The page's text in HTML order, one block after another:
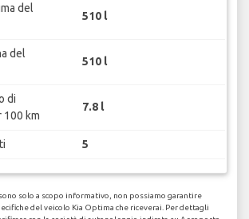
del
510 l
del
510 l
di
100 km
7.8 l
5
solo a scopo informativo, non possiamo garantire
del veicolo Kia Optima che riceverai. Per dettagli